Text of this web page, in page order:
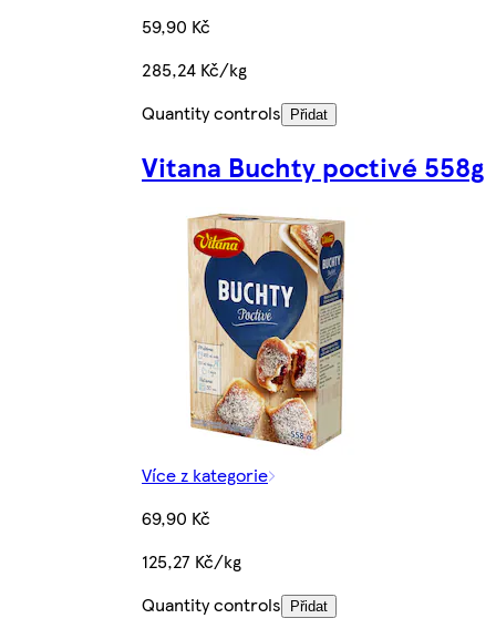
59,90 Kč
285,24 Kč/kg
Quantity controls
Přidat
Vitana Buchty poctivé 558g
Více z kategorie
69,90 Kč
125,27 Kč/kg
Quantity controls
Přidat